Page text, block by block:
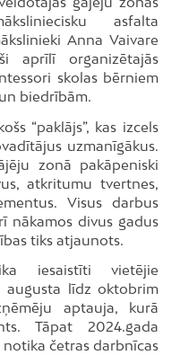
asfalta
Anna Vaivare
aprīlī organizētajās
skolas bērniem
biedrībām.
“paklājs”, kas izcels
uzmanīgākus.
zonā pakāpeniski
atkritumu tvertnes,
Visus darbus
nākamos divus gadus
tiks atjaunots.
iesaistīti vietējie
augusta līdz oktobrim
aptauja, kurā
Tāpat 2024.gada
četras darbnīcas